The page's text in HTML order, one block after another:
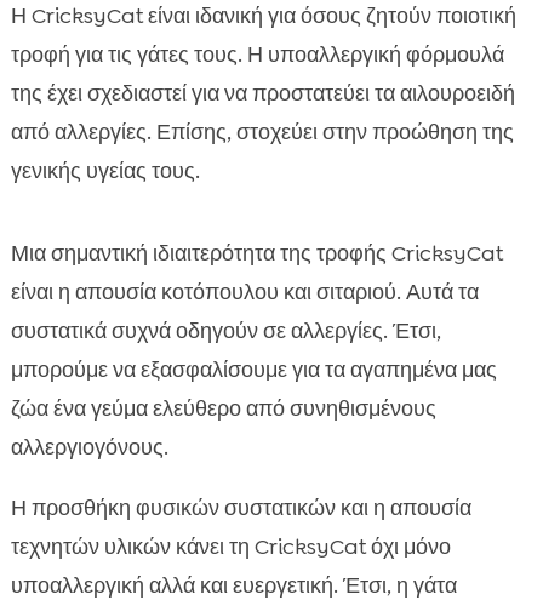
Η CricksyCat είναι ιδανική για όσους ζητούν ποιοτική
τροφή για τις γάτες τους. Η υποαλλεργική φόρμουλά
της έχει σχεδιαστεί για να προστατεύει τα αιλουροειδή
από αλλεργίες. Επίσης, στοχεύει στην προώθηση της
γενικής υγείας τους.
Μια σημαντική ιδιαιτερότητα της τροφής CricksyCat
είναι η απουσία κοτόπουλου και σιταριού. Αυτά τα
συστατικά συχνά οδηγούν σε αλλεργίες. Έτσι,
μπορούμε να εξασφαλίσουμε για τα αγαπημένα μας
ζώα ένα γεύμα ελεύθερο από συνηθισμένους
αλλεργιογόνους.
Η προσθήκη φυσικών συστατικών και η απουσία
τεχνητών υλικών κάνει τη CricksyCat όχι μόνο
υποαλλεργική αλλά και ευεργετική. Έτσι, η γάτα